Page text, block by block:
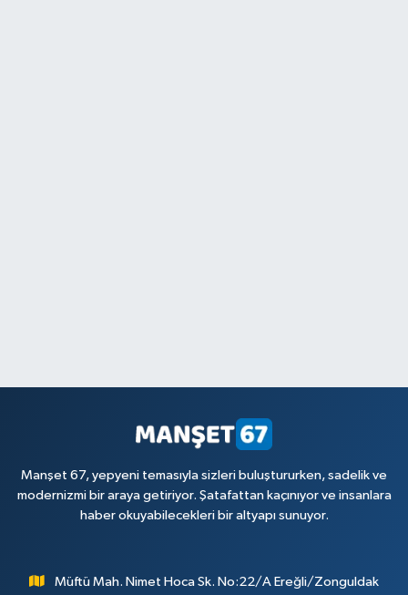
Manşet 67, yepyeni temasıyla sizleri buluştururken, sadelik ve
modernizmi bir araya getiriyor. Şatafattan kaçınıyor ve insanlara
haber okuyabilecekleri bir altyapı sunuyor.
Müftü Mah. Nimet Hoca Sk. No:22/A Ereğli/Zonguldak